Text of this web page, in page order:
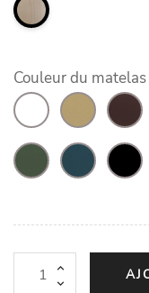
Couleur du matelas